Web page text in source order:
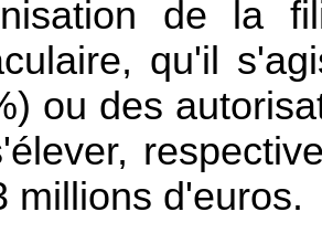
de la
qu'il
ou des
millions d'euros.